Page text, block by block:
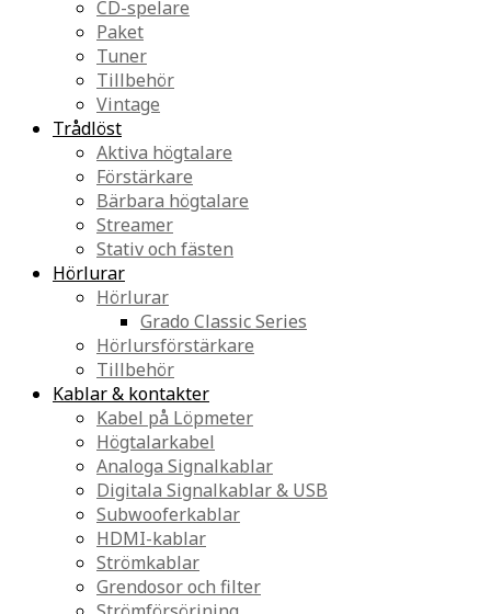
CD-spelare
Paket
Tuner
Tillbehör
Vintage
Trådlöst
Aktiva högtalare
Förstärkare
Bärbara högtalare
Streamer
Stativ och fästen
Hörlurar
Hörlurar
Grado Classic Series
Hörlursförstärkare
Tillbehör
Kablar & kontakter
Kabel på Löpmeter
Högtalarkabel
Analoga Signalkablar
Digitala Signalkablar & USB
Subwooferkablar
HDMI-kablar
Strömkablar
Grendosor och filter